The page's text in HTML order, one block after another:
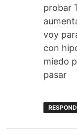
probar
voy
con
miedo
pasar